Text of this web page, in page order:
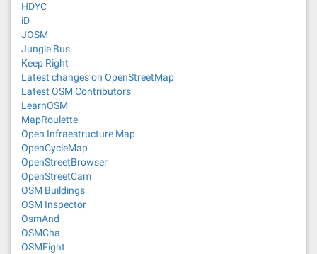
HDYC
iD
JOSM
Jungle Bus
Keep Right
Latest changes on OpenStreetMap
Latest OSM Contributors
LearnOSM
MapRoulette
Open Infraestructure Map
OpenCycleMap
OpenStreetBrowser
OpenStreetCam
OSM Buildings
OSM Inspector
OsmAnd
OSMCha
OSMFight